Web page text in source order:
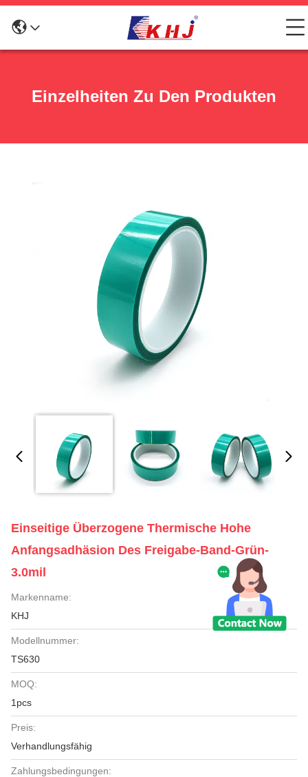
Einzelheiten Zu Den Produkten
Einseitige Überzogene Thermische Hohe
Anfangsadhäsion Des Freigabe-Band-Grün-
3.0mil
Markenname:
KHJ
Modellnummer:
TS630
MOQ:
1pcs
Preis:
Verhandlungsfähig
Zahlungsbedingungen: